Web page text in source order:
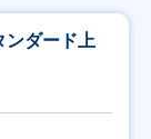
ンダード上